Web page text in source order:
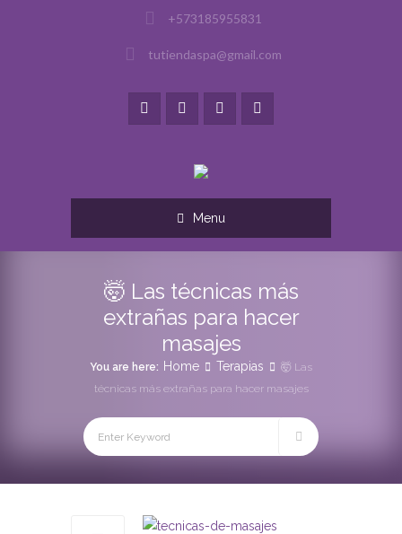
+573185955831
tutiendaspa@gmail.com
Menu
🤯 Las técnicas más
extrañas para hacer
masajes
You are here: Home Terapias
🤯 Las
técnicas más extrañas para hacer masajes